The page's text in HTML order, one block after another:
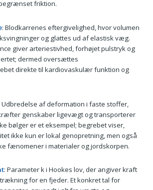
friktion.
: Blodkarrenes eftergivelighed, hvor volumen
og glattes ud af elastisk væg.
giver arteriestivhed, forhøjet pulstryk og
dermed oversættes
direkte til kardiovaskulær funktion og
Udbredelse af deformation i faste stoffer,
genskaber ligevægt og transporterer
bølger er et eksempel; begrebet viser,
ikke kun er lokal genopretning, men også
fænomener i materialer og jordskorpen.
: Parameter k i Hookes lov, der angiver kraft
for en fjeder. Et konkret tal for